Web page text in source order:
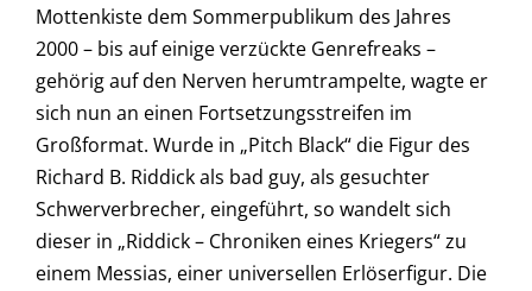
Mottenkiste dem Sommerpublikum des Jahres
2000 – bis auf einige verzückte Genrefreaks –
gehörig auf den Nerven herumtrampelte, wagte er
sich nun an einen Fortsetzungsstreifen im
Großformat. Wurde in „Pitch Black“ die Figur des
Richard B. Riddick als bad guy, als gesuchter
Schwerverbrecher, eingeführt, so wandelt sich
dieser in „Riddick – Chroniken eines Kriegers“ zu
einem Messias, einer universellen Erlöserfigur. Die